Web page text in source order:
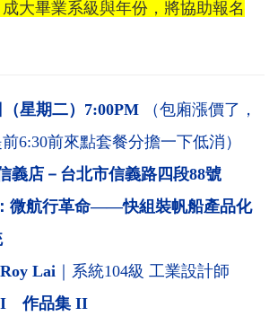
大畢業系級與年份，將協助報名
（星期二）7:00PM （包廂漲價了，
6:30前來點套餐分擔一下低消）
義店－台北市信義路四段88號
微航行革命——快組裝帆船產品化
Lai ｜系統104級 工業設計師
作品集 II